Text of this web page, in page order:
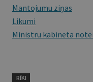
Mantojumu ziņas
Likumi
Ministru kabineta
RĪKI